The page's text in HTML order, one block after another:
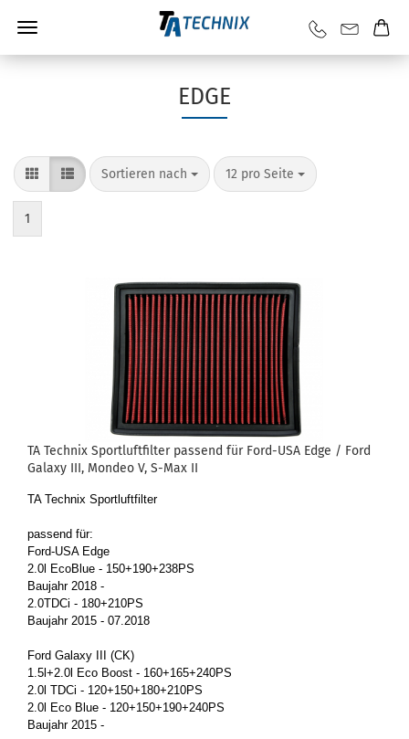
EDGE
Sortieren nach 12 pro Seite
1
TA Tech­nix Sport­luft­fil­ter pas­send für Ford-​USA Edge / Ford
Ga­la­xy III, Mon­deo V, S-Max II
TA Tech­nix Sport­luft­fil­ter
pas­send für:
Ford-​USA Edge
2.0l Eco­Blue - 150+190+238PS
Bau­jahr 2018 -
2.0TDCi - 180+210PS
Bau­jahr 2015 - 07.2018
Ford Ga­la­xy III (CK)
1.5l+2.0l Eco Boost - 160+165+240PS
2.0l TDCi - 120+150+180+210PS
2.0l Eco Blue - 120+150+190+240PS
Bau­jahr 2015 -